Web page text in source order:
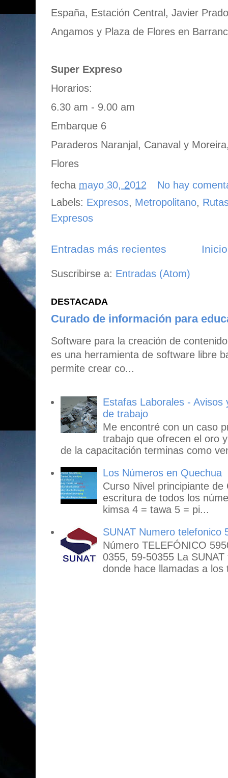
España, Estación Central, Javier
Angamos y Plaza de Flores en
Super Expreso
Horarios:
6.30 am - 9.00 am
Embarque 6
Paraderos Naranjal, Canaval y
Flores
fecha mayo 30, 2012
No hay
Labels: Expresos, Metropolitano,
Expresos
Entradas más recientes Inicio
Suscribirse a: Entradas (Atom)
DESTACADA
Curado de información para
Software para la creación de
es una herramienta de software libre
permite crear co...
Estafas Laborales -
de trabajo
Me encontré con un caso
trabajo que ofrecen el oro
de la capacitación terminas como
Los Números en Quechua
Curso Nivel principiante
escritura de todos los
kimsa 4 = tawa 5 = pi...
SUNAT Numero telefonico
Número TELEFÓNICO
0355, 59-50355 La
donde hace llamadas a los